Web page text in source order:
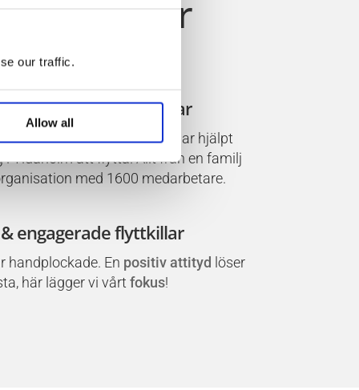
our traffic.
Allow all
och du får
på företagsflyttningar
som får oss att växa. Vi har hjälpt
i Tidaholm att flytta. Allt från en familj
med 1600 medarbetare.
engagerade flyttkillar
handplockade. En positiv attityd löser
här lägger vi vårt fokus!